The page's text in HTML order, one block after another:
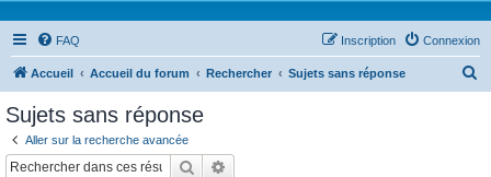
FAQ Connexion
Inscription
Accueil Accueil du forum Rechercher Sujets sans réponse
Sujets sans réponse
Aller sur la recherche avancée
Rechercher